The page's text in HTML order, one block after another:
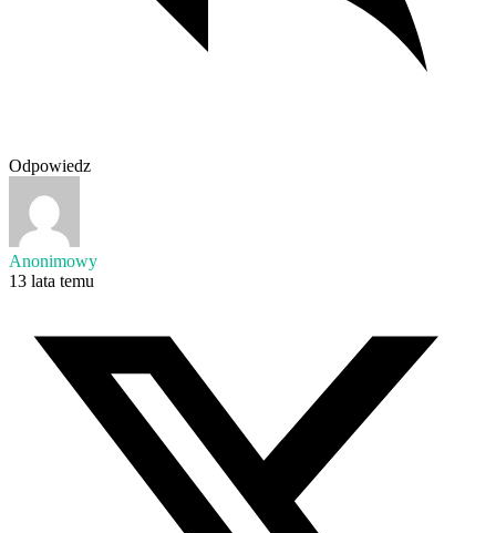
Odpowiedz
Anonimowy
13 lata temu